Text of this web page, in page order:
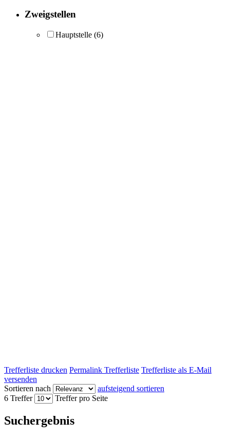
Zweigstellen
Hauptstelle (6)
Trefferliste drucken Permalink Trefferliste Trefferliste als E-Mail
versenden
Sortieren nach
aufsteigend sortieren
6 Treffer
Treffer pro Seite
Suchergebnis